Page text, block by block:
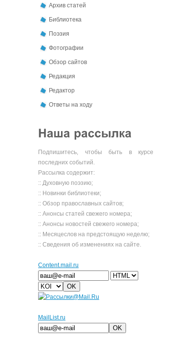
Архив статей
Библиотека
Поэзия
Фотографии
Обзор сайтов
Редакция
Редактор
Ответы на ходу
Подпишитесь, чтобы быть в курсе
последних событий.
Рассылка содержит:
:: Духовную поэзию;
:: Новинки библиотеки;
:: Обзор православных сайтов;
:: Анонсы статей свежего номера;
:: Анонсы новостей свежего номера;
:: Месяцеслов на предстоящую неделю;
:: Сведения об изменениях на сайте.
Сontent.mail.ru
MailList.ru